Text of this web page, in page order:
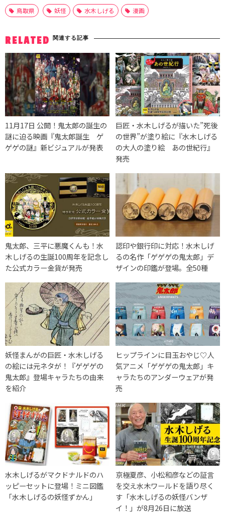
鳥取県 妖怪 水木しげる 漫画
RELATED 関連する記事
11月17日 公開！鬼太郎の誕生の
謎に迫る映画『鬼太郎誕生 ゲ
ゲゲの謎』新ビジュアルが発表
巨匠・水木しげるが描いた”死後
の世界”が塗り絵に『水木しげる
の大人の塗り絵 あの世紀行』
発売
鬼太郎、三平に悪魔くんも！水
木しげるの生誕100周年を記念し
た公式カラー金貨が発売
認印や銀行印に対応！水木しげ
るの名作「ゲゲゲの鬼太郎」デ
ザインの印鑑が登場。全50種
妖怪まんがの巨匠・水木しげる
の絵には元ネタが！『ゲゲゲの
鬼太郎』登場キャラたちの由来
を紹介
ヒップラインに目玉おやじ♡人
気アニメ「ゲゲゲの鬼太郎」キ
ャラたちのアンダーウェアが発
売
水木しげるがマクドナルドのハ
ッピーセットに登場！ミニ図鑑
「水木しげるの妖怪ずかん」
京極夏彦、小松和彦などの証言
を交え水木ワールドを語り尽く
す「水木しげるの妖怪バンザ
イ！」が8月26日に放送